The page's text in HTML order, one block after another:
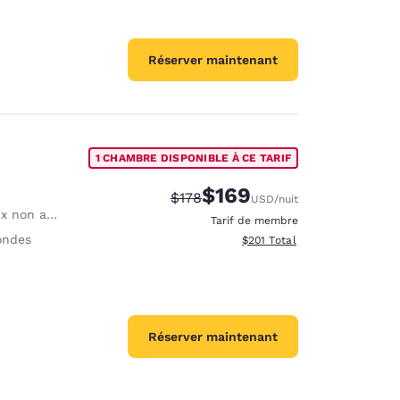
Réserver maintenant
sont autorisés, sans frais.
1 CHAMBRE DISPONIBLE À CE TARIF
Tarif barré :
$178Tarif réduit :
$169USD/nuit
Tarif de membre
Afficher les détails totaux
$201 Total
Réserver maintenant